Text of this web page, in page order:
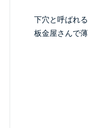
下穴と呼ばれ
板金屋さんで